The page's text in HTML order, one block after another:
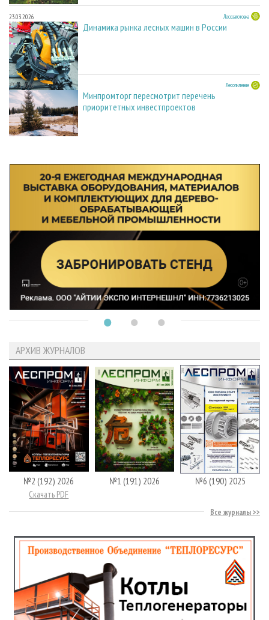
23.03.2026 Лесозаготовка
Динамика рынка лесных машин в России
23.03.2026 Лесопиление
Минпромторг пересмотрит перечень
приоритетных инвестпроектов
АРХИВ ЖУРНАЛОВ
№2 (192) 2026
Скачать PDF
№1 (191) 2026 №6 (190) 2025
Все журналы